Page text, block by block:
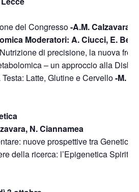
del Congresso-A.M. Calzavara
Moderatori: A. Ciucci, E.
di precisione, la nuova
– un approccio alla
Testa: Latte, Glutine e Cervello-M.
N. Ciannamea
nuove prospettive tra
della ricerca: l’Epigenetica